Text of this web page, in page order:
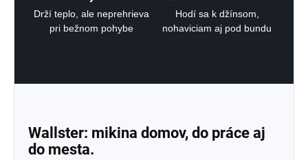
Drží teplo, ale neprehrieva
pri bežnom pohybe
Hodí sa k džínsom,
nohaviciam aj pod bundu
Wallster: mikina domov, do práce aj
do mesta.